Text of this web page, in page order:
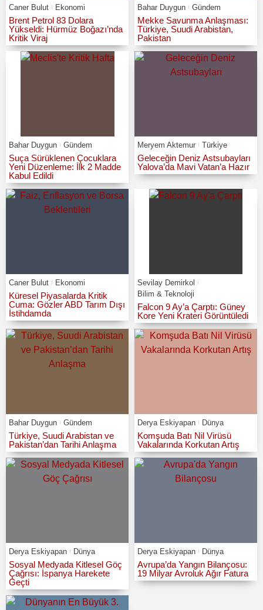
Caner Bulut Ekonomi
Brent Petrol 83 Dolara
Yükseldi: Hürmüz Boğazı’nda
Kritik Viraj
Bahar Duygun Gündem
Mekke Savunma Anlaşması:
Türkiye, Suudi Arabistan,
Pakistan
Bahar Duygun Gündem
Suça Sürüklenen Çocuklara
Yeni Düzenleme: İlk 2 Madde
Kabul Edildi
Meryem Aktemur Türkiye
Geleceğin Deniz Astsubayları
Yalova’da Mavi Vatan’a Hazır
Caner Bulut Ekonomi
Küresel Piyasalarda Kritik
Cuma: Gözler ABD Tarım Dışı
İstihdamda
Sevilay Demirkol
Bilim & Teknoloji
Falcon 9 Ay’a Çarptı: Güney
Kore Yeni Krateri Görüntüledi
Bahar Duygun Gündem
Türkiye, Suudi Arabistan ve
Pakistan’dan Tarihi Anlaşma
Derya Eskiyapan Dünya
Komşuda Batı Nil Virüsü
Vakalarında Korkutan Artış
Derya Eskiyapan Dünya
Sosyal Medyada Kitlesel Göç
Çağrısı: İspanya Harekete
Geçti
Derya Eskiyapan Dünya
Avrupa’da Yangın Bilançosu:
19 Milyar Avroluk Ağır Fatura